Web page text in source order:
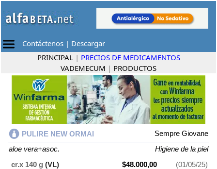
Contáctenos | Descargar
PRINCIPAL | PRECIOS DE MEDICAMENTOS
VADEMECUM | PRODUCTOS
PULIRE NEW ORMAI
Sempre Giovane
aloe vera+asoc.
Higiene de la piel
cr.x 140 g (VL) $48.000,00 (01/05/25)